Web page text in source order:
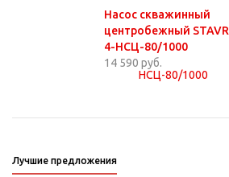
Насос скважинный
центробежный STAVR
4-НСЦ-80/1000
14 590 руб.
Лучшие предложения